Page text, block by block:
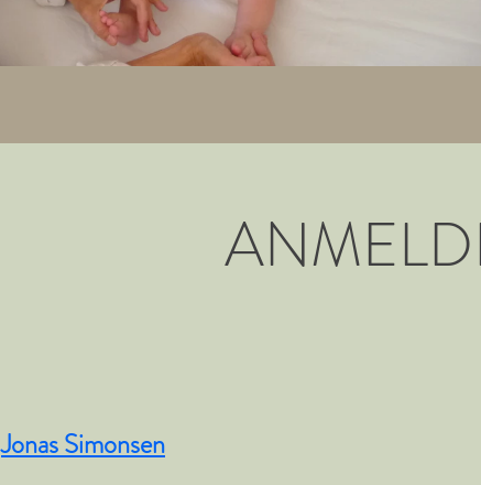
Jonas Simonsen